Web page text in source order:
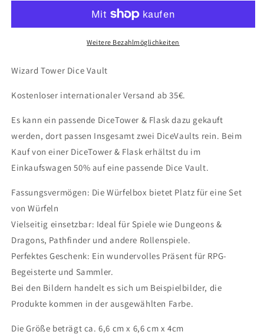
Vault
Dice
Vault
(Fates
Weitere Bezahlmöglichkeiten
Wizard Tower Dice Vault
Kostenloser internationaler Versand ab 35€.
Es kann ein passende DiceTower & Flask dazu gekauft
werden, dort passen Insgesamt zwei DiceVaults rein. Beim
Kauf von einer DiceTower & Flask erhältst du im
Einkaufswagen 50% auf eine passende Dice Vault.
Fassungsvermögen: Die Würfelbox bietet Platz für eine Set
von Würfeln
Vielseitig einsetzbar: Ideal für Spiele wie Dungeons &
Dragons, Pathfinder und andere Rollenspiele.
Perfektes Geschenk: Ein wundervolles Präsent für RPG-
Begeisterte und Sammler.
Bei den Bildern handelt es sich um Beispielbilder, die
Produkte kommen in der ausgewählten Farbe.
Die Größe beträgt ca. 6,6 cm x 6,6 cm x 4cm